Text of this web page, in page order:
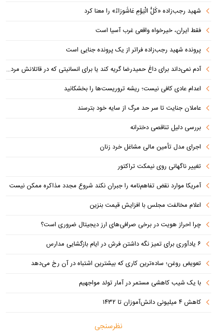
شهید رجب‌زاده «کُلُّ الْیَوْمِ عَاشُورَاءُ» را معنا کرد
فقط ایران، خیرخواه واقعی غرب آسیا است
پرونده شهید رجب‌زاده فراتر از یک پرونده جنایی است
آدم نمی‌داند برای داغ حمیدرضا گریه کند یا برای انسانیتی که در قاتلانش مرده است
اعدام عادی کافی نیست؛ ریشه تروریست‌ها را بخشکانید
عاملان جنایت تا سر حد مرگ از سایه خود بترسند
بررسی دلیل تناقصی دخترانه
اجرای مدل تأمین مالی مشاغل خرد زنان
تغییر ناگهانی روی نیمکت تراکتور
آمریکا موارد نقض تفاهم‌نامه را جبران نکند شروع مجدد مذاکره ممکن نیست
اعلام مخالفت مجلس با افزایش قیمت بنزین
چرا احراز هویت در برخی صرافی‌های ارز دیجیتال ضروری است؟
۶ یادآوری برای تمیز نگه داشتن فرش در ایام بازگشایی مدارس
تعویض روغن؛ ساده‌ترین کاری که بیشترین اشتباه در آن رخ می‌دهد
با یک شیب کاهشی مستمر در آمار تولد مواجهیم
کاهش ۴ میلیونی دانش‌آموزان تا ۱۴۳۲
نظرسنجی